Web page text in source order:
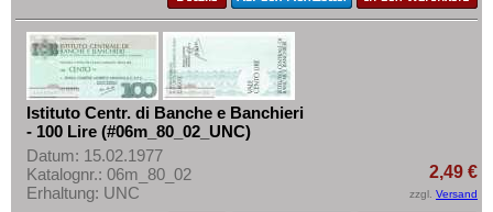
San Marino
Schottland
Schweden
Schweiz
Serbien
Slowakei
Privatsphäre und Datenschutz
Widerrufsbelehrung
Liefer- und Versandkosten
AGB
Impressum
Istituto Centr. di Banche e Banchieri
- 100 Lire (#06m_80_02_UNC)
Datum: 15.02.1977
Katalognr.: 06m_80_02
Erhaltung: UNC
2,49 €
zzgl. Versand